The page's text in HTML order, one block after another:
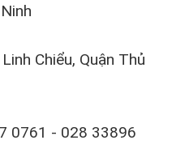
Chiểu, Quận Thủ
0761 - 028 33896